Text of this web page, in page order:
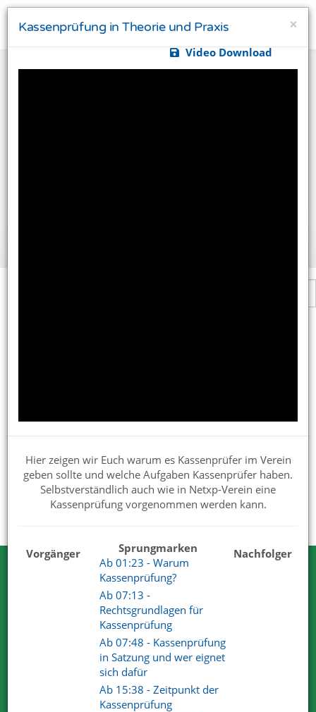
Verbandsmeldungen
Tipps & Praxisbeispiele
Vereinswissen
×
Kassenprüfung in Theorie und Praxis
Video Download
Hier zeigen wir Euch warum es Kassenprüfer im Verein
geben sollte und welche Aufgaben Kassenprüfer haben.
Selbstverständlich auch wie in Netxp-Verein eine
Kassenprüfung vorgenommen werden kann.
Vorgänger
Sprungmarken
Ab 01:23 - Warum
Kassenprüfung?
Ab 07:13 -
Rechtsgrundlagen für
Kassenprüfung
Ab 07:48 - Kassenprüfung
in Satzung und wer eignet
sich dafür
Ab 15:38 - Zeitpunkt der
Kassenprüfung
Nachfolger
Testen Sie Netxp-Verein
Wir können Ihnen viel erzählen. Nehmen
Sie uns beim Wort.
Wir sind von unseren Lösungen überzeugt. Deshalb dürfen
Sie uns gerne und ausgiebig testen.
Für Ihre Tests steht Ihnen der volle Funktionsumfang zur